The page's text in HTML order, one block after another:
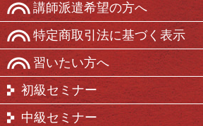
講師派遣希望の方へ
特定商取引法に基づく表示
習いたい方へ
初級セミナー
中級セミナー